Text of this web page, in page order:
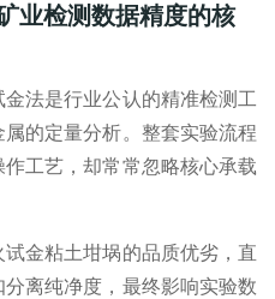
业检测数据精度的核
法是行业公认的精准检测工
的定量分析。整套实验流程
工艺，却常常忽略核心承载
金粘土坩埚的品质优劣，直
离纯净度，最终影响实验数